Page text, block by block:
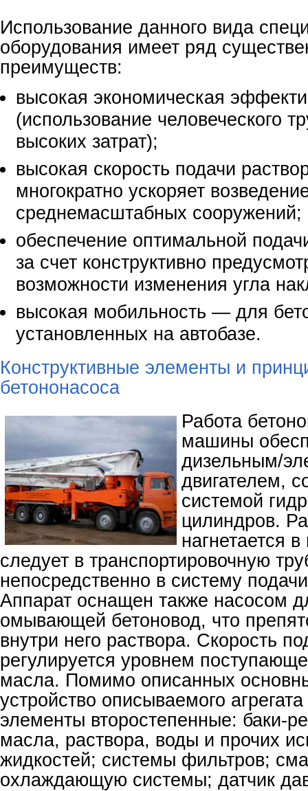
Использование данного вида
оборудования имеет ряд
преимуществ:
высокая экономическая
(использование человеческого
высоких затрат);
высокая скорость подачи
многократно ускоряет
среднемасштабных сооружений;
обеспечение оптимальной
за счет конструктивно
возможности изменения угла
высокая мобильность — для
установленных на автобазе.
Конструктивные элементы и
бетононасоса
Работа
машины
дизельным/
двигателем,
системой
цилиндров.
нагнетается
следует в транспортировочную
непосредственно в систему
Аппарат оснащен также насосом
омывающей бетоновод, что
внутри него раствора. Скорость
регулируется уровнем
масла. Помимо описанных
устройство описываемого
элементы второстепенные: баки-
масла, раствора, воды и прочих
жидкостей; системы фильтров;
охлаждающую системы; датчик